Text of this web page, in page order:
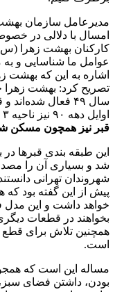
مدیرعامل سازمان
امسال با دلالی در
کارکنان بهشت زهرا
عوامل ما شناسایی و
اوایل دهه ۹۰ نیز ناحیه ۳ با قطعات ۳۰۰ به بالا احداث شده است.
قبر نیز همچون مسکن
این طبقه بندی قبر‌ها
شد و بسیاری آن را
شهروندان تهرانی
پیش از این گفته بود که
خواهد داشت و این مدل
بخواهند در قطعات
همچنین تلاش برای قطع
است.
مساله این است که
بودن، داشتن فضای